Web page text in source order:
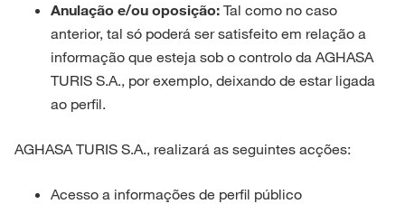
Anulação e/ou oposição: Tal como no caso
anterior, tal só poderá ser satisfeito em relação a
informação que esteja sob o controlo da AGHASA
TURIS S.A., por exemplo, deixando de estar ligada
ao perfil.
AGHASA TURIS S.A., realizará as seguintes acções:
Acesso a informações de perfil público